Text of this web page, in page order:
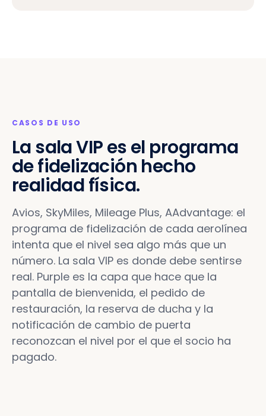
CASOS DE USO
La sala VIP es el programa
de fidelización hecho
realidad física.
Avios, SkyMiles, Mileage Plus, AAdvantage: el
programa de fidelización de cada aerolínea
intenta que el nivel sea algo más que un
número. La sala VIP es donde debe sentirse
real. Purple es la capa que hace que la
pantalla de bienvenida, el pedido de
restauración, la reserva de ducha y la
notificación de cambio de puerta
reconozcan el nivel por el que el socio ha
pagado.